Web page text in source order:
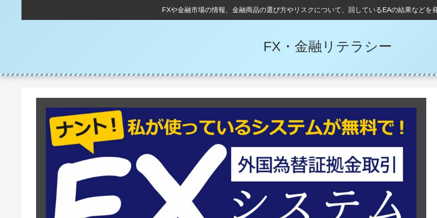
FXや金融市場の情報、金融商品の選び方やリスクについて、回しているEAの結果などを
FX・金融リテラシー